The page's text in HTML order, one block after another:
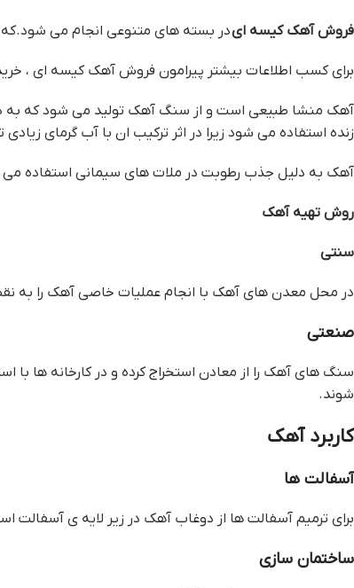
فروش آهک کیسه ایدر بسته های متنوعی انجام می شود.که
برای کسب اطلاعات بیشتر پیرامون فروش آهک کیسه ای ، خرید آهک کیسه ای و اطلاع از
آهک منشا طبیعی است و از سنگ آهک تولید می شود که به
زنده استفاده می شود زیرا در اثر ترکیب ان با آب گرمای
آهک به دلیل جذب رطوبت در ملات های سیمانی
روش تهیه آهک
سنتی
در محل معدن های آهک با انجام عملیات خاصی آهک را به
صنعتی
سنگ های آهک را از معادن استخراج کرده و در کارخانه ها
شوند.
کاربرد آهک
آسفالت ها
برای ترمیم آسفالت ها از دوغاب آهک در زیر لایه ی
ساختمان سازی